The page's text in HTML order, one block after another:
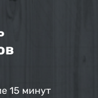
15 минут